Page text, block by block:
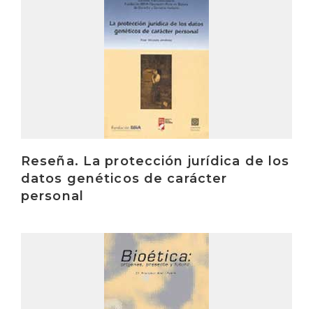
Reseña. La protección jurídica de los
datos genéticos de carácter
personal